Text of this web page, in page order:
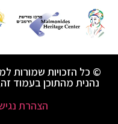
© כל הזכויות שמורות
נהנית מהתוכן בעמוד
הצהרת